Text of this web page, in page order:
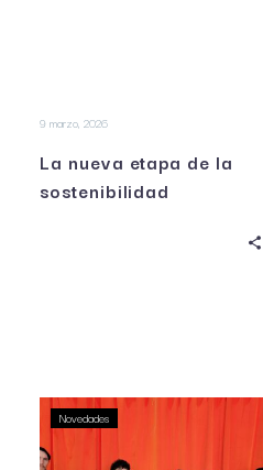
9 marzo, 2026
La nueva etapa de la
sostenibilidad
Novedades